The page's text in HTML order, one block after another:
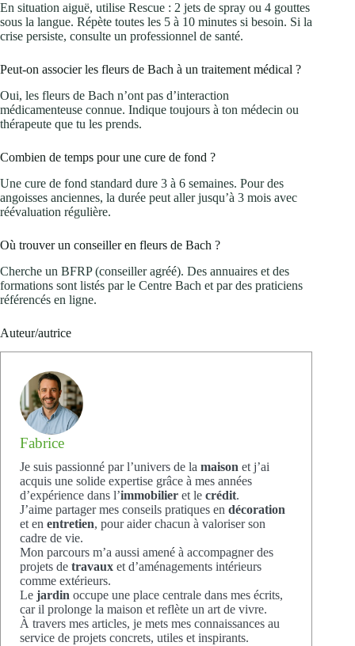
En situation aiguë, utilise Rescue : 2 jets de spray ou 4 gouttes
sous la langue. Répète toutes les 5 à 10 minutes si besoin. Si la
crise persiste, consulte un professionnel de santé.
Peut-on associer les fleurs de Bach à un traitement médical ?
Oui, les fleurs de Bach n’ont pas d’interaction
médicamenteuse connue. Indique toujours à ton médecin ou
thérapeute que tu les prends.
Combien de temps pour une cure de fond ?
Une cure de fond standard dure 3 à 6 semaines. Pour des
angoisses anciennes, la durée peut aller jusqu’à 3 mois avec
réévaluation régulière.
Où trouver un conseiller en fleurs de Bach ?
Cherche un BFRP (conseiller agréé). Des annuaires et des
formations sont listés par le Centre Bach et par des praticiens
référencés en ligne.
Auteur/autrice
Fabrice
Je suis passionné par l’univers de la maison et j’ai
acquis une solide expertise grâce à mes années
d’expérience dans l’immobilier et le crédit.
J’aime partager mes conseils pratiques en décoration
et en entretien, pour aider chacun à valoriser son
cadre de vie.
Mon parcours m’a aussi amené à accompagner des
projets de travaux et d’aménagements intérieurs
comme extérieurs.
Le jardin occupe une place centrale dans mes écrits,
car il prolonge la maison et reflète un art de vivre.
À travers mes articles, je mets mes connaissances au
service de projets concrets, utiles et inspirants.